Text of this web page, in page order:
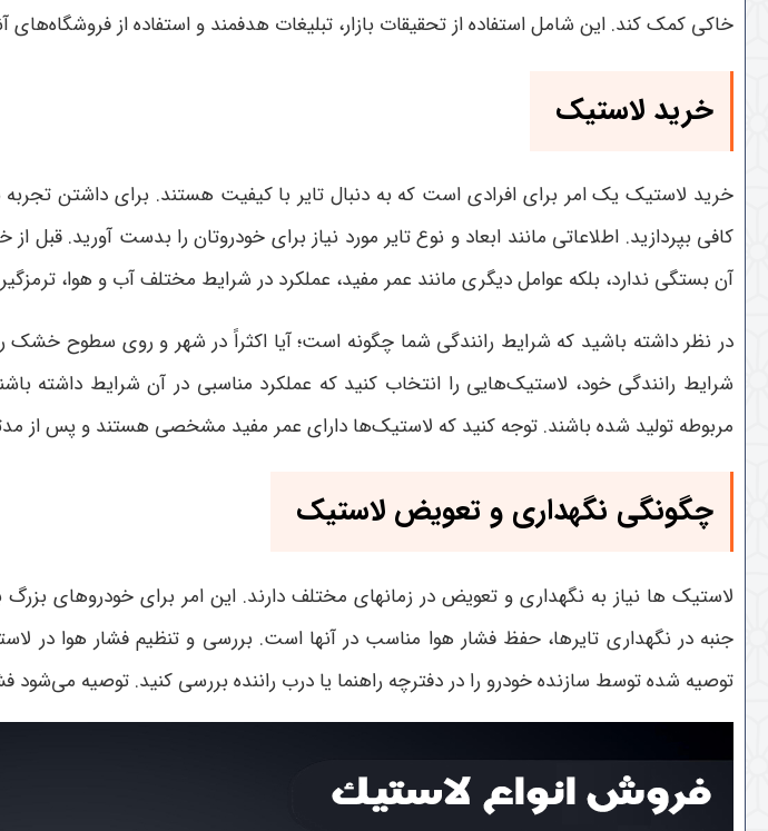
خاکی کمک کند. این شامل استفاده از تحقیقات بازار، تبلیغات هدفمند و استفاده از فروشگاه‌های
خرید لاستیک
خرید لاستیک یک امر برای افرادی است که به دنبال تایر با کیفیت هستند. برای داشتن
کافی بپردازید. اطلاعاتی مانند ابعاد و نوع تایر مورد نیاز برای خودروتان را بدست آورید.
آن بستگی ندارد، بلکه عوامل دیگری مانند عمر مفید، عملکرد در شرایط مختلف آب و هوا،
در نظر داشته باشید که شرایط رانندگی شما چگونه است؛ آیا اکثراً در شهر و روی سطوح
شرایط رانندگی خود، لاستیک‌هایی را انتخاب کنید که عملکرد مناسبی در آن شرایط داشته
مربوطه تولید شده باشند. توجه کنید که لاستیک‌ها دارای عمر مفید مشخصی هستند و پس از
چگونگی نگهداری و تعویض لاستیک
لاستیک ها نیاز به نگهداری و تعویض در زمانهای مختلف دارند. این امر برای خودروهای
جنبه در نگهداری تایرها، حفظ فشار هوا مناسب در آنها است. بررسی و تنظیم فشار هوا در
توصیه شده توسط سازنده خودرو را در دفترچه راهنما یا درب راننده بررسی کنید. توصیه می‌شود